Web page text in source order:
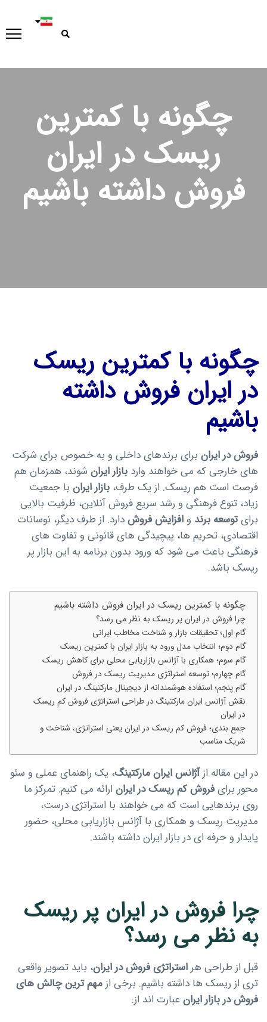
چگونه با کمترین
ریسک در ایران
فروش داشته باشیم
چگونه با کمترین ریسک
در ایران فروش داشته
باشیم
فروش در ایران برای برندهای داخلی و به خصوص برای شرکت
های خارجی که می خواهند وارد بازار ایران شوند، همزمان هم
فرصت است هم ریسک. از یک طرف، بازار ایران با جمعیت
زیاد، تنوع فرهنگی و رشد سریع فروش آنلاین، ظرفیت بالایی
برایتوسعه برند و افزایش فروشدارد. از طرف دیگر، نوسانات
اقتصادی، تحریم ها، پیچیدگی های قانونی و تفاوت های
فرهنگی باعث می شود که ورود بدون برنامه به این بازار پر
ریسک باشد.
چگونه با کمترین ریسک در ایران فروش داشته باشیم
چرا فروش در ایران پر ریسک به نظر می رسد؟
گام اول؛ تحقیقات بازار و شناخت مخاطب ایرانی
گام دوم؛ انتخاب مدل ورود به بازار ایران با کمترین ریسک
گام سوم؛ همکاری با آژانس بازاریابی محلی برای کاهش ریسک
گام چهارم؛ توسعه استراتژی مدیریت ریسک در فروش
گام پنجم؛ استفاده هوشمندانه از دیجیتال مارکتینگ در ایران
نقش آژانس ایران مارکتینگ در طراحی استراتژی فروش کم ریسک
در ایران
جمع بندی؛ فروش کم ریسک در ایران یعنی استراتژی، شناخت و
شریک مناسب
در این مقاله ازآژانس ایران مارکتینگ، یک راهنمای عملی و سئو
محور برایفروش کم ریسک در ایران ارائه می کنیم. تمرکز ما
روی برندهایی است که می خواهند با استراتژی درست،
مدیریت ریسک و همکاری با آژانس بازاریابی محلی، حضور
پایدار و حرفه ای در بازار ایران داشته باشند.
چرا فروش در ایران پر ریسک
به نظر می رسد؟
قبل از طراحی هر استراتژی فروش در ایران، باید تصویر واقعی
تری از ریسک ها داشته باشیم. برخی ازمهم ترین چالش های
فروش در بازار ایران عبارت اند از: